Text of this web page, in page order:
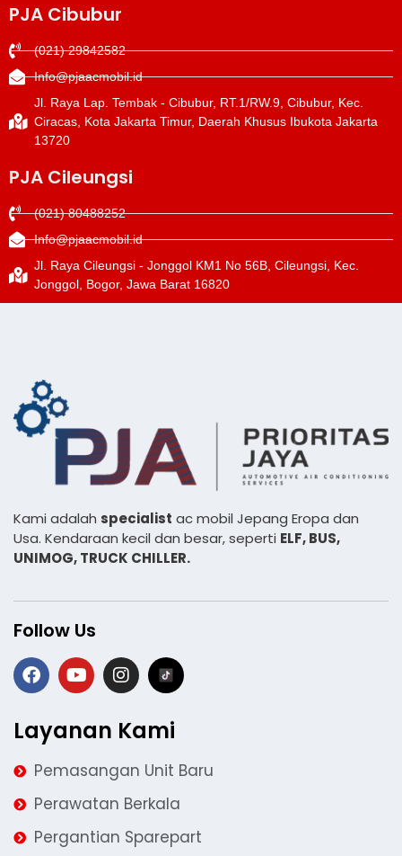
PJA Cibubur
(021) 29842582
Info@pjaacmobil.id
Jl. Raya Lap. Tembak - Cibubur, RT.1/RW.9, Cibubur, Kec.
Ciracas, Kota Jakarta Timur, Daerah Khusus Ibukota Jakarta
13720
PJA Cileungsi
(021) 80488252
Info@pjaacmobil.id
Jl. Raya Cileungsi - Jonggol KM1 No 56B, Cileungsi, Kec.
Jonggol, Bogor, Jawa Barat 16820
Kami adalah specialist ac mobil Jepang Eropa dan
Usa. Kendaraan kecil dan besar, seperti ELF, BUS,
UNIMOG, TRUCK CHILLER.
Follow Us
Layanan Kami
Pemasangan Unit Baru
Perawatan Berkala
Pergantian Sparepart